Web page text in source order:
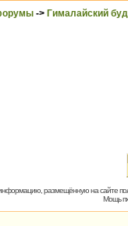
-> Гималайский
размещённую на сайте
Мощь